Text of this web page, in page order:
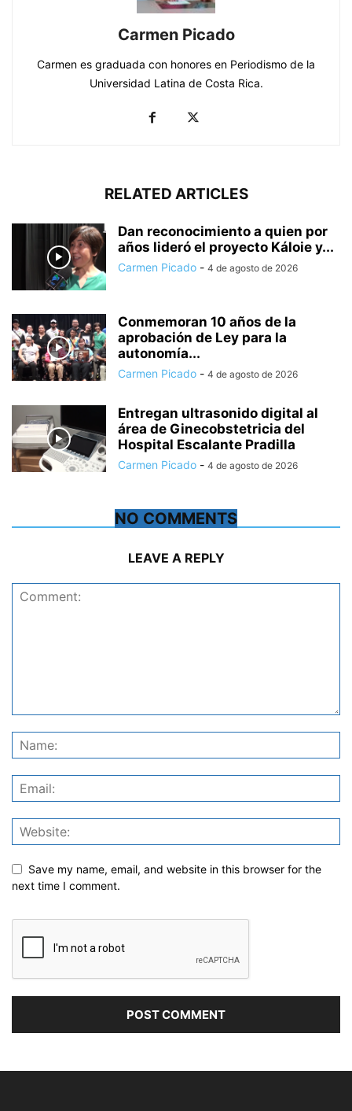
Carmen Picado
Carmen es graduada con honores en Periodismo de la
Universidad Latina de Costa Rica.
RELATED ARTICLES
Dan reconocimiento a quien por
años lideró el proyecto Káloie y...
Carmen Picado - 4 de agosto de 2026
Conmemoran 10 años de la
aprobación de Ley para la
autonomía...
Carmen Picado - 4 de agosto de 2026
Entregan ultrasonido digital al
área de Ginecobstetricia del
Hospital Escalante Pradilla
Carmen Picado - 4 de agosto de 2026
NO COMMENTS
LEAVE A REPLY
Save my name, email, and website in this browser for the
next time I comment.